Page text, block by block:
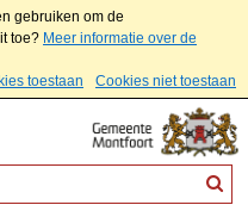
gebruiken om de
toe? Meer informatie over de
toestaan
Cookies niet toestaan